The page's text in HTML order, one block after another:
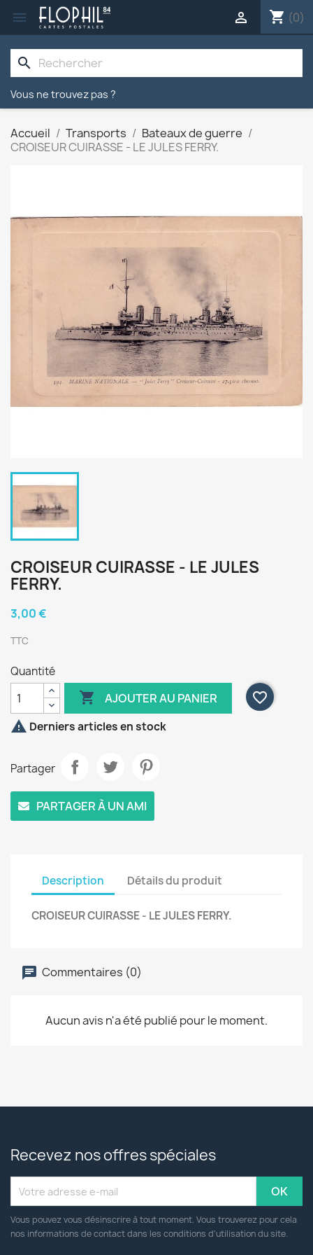
 shopping_cart (0)

search
Vous ne trouvez pas ?
Accueil Transports
Bateaux de guerre
CROISEUR CUIRASSE - LE JULES FERRY.
CROISEUR CUIRASSE - LE JULES
FERRY.
3,00 €
TTC
Quantité
 AJOUTER AU PANIER
favorite_border
 Derniers articles en stock
Partager
PARTAGER À UN AMI
Description Détails du produit
CROISEUR CUIRASSE - LE JULES FERRY.
Commentaires (0)
Aucun avis n'a été publié pour le moment.
Recevez nos offres spéciales
Vous pouvez vous désinscrire à tout moment. Vous trouverez pour cela
nos informations de contact dans les conditions d'utilisation du site.